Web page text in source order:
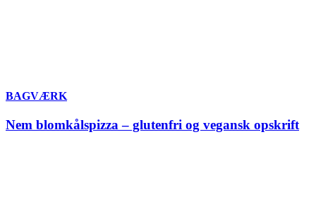
BAGVÆRK
Nem blomkålspizza – glutenfri og vegansk opskrift